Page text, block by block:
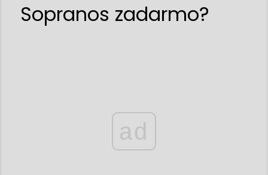
Sopranos zadarmo?
ad